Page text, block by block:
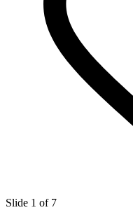
Slide 1 of 7